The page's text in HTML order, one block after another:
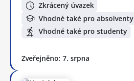
Zkrácený úvazek
Vhodné také pro absolventy
Vhodné také pro studenty
Zveřejněno: 7. srpna